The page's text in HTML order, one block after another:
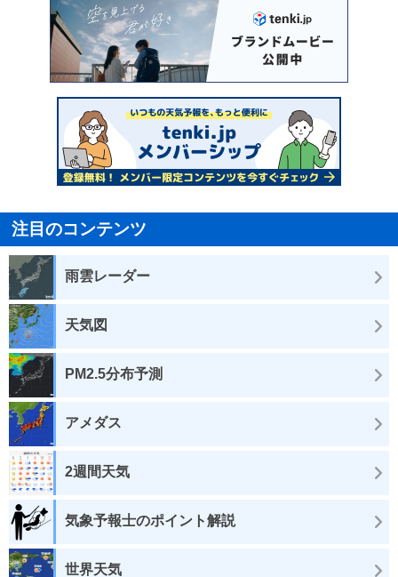
注目のコンテンツ
雨雲レーダー
天気図
PM2.5分布予測
アメダス
2週間天気
気象予報士のポイント解説
世界天気